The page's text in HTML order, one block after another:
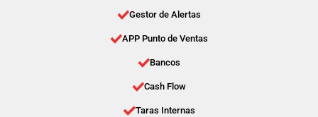
Gestor de Alertas
APP Punto de Ventas
Bancos
Cash Flow
Taras Internas